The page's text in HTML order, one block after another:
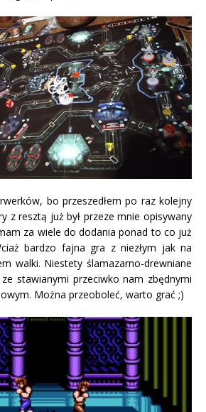
bo przeszedłem po raz kolejny
z resztą już był przeze mnie opisywany
za wiele do dodania ponad to co już
bardzo fajna gra z niezłym jak na
walki. Niestety ślamazarno-drewniane
stawianymi przeciwko nam zbędnymi
Można przeoboleć, warto grać ;)